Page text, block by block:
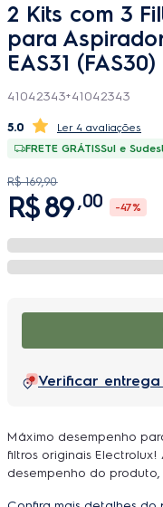
2 Kits com 3
para
EAS31
41042343+41042343
5.0
4 avaliações
FRETE GRÁTISSul e
R$ 169,90
R$89,00 -47%
Verificar
Máximo desempenho
filtros originais
desempenho do produto,